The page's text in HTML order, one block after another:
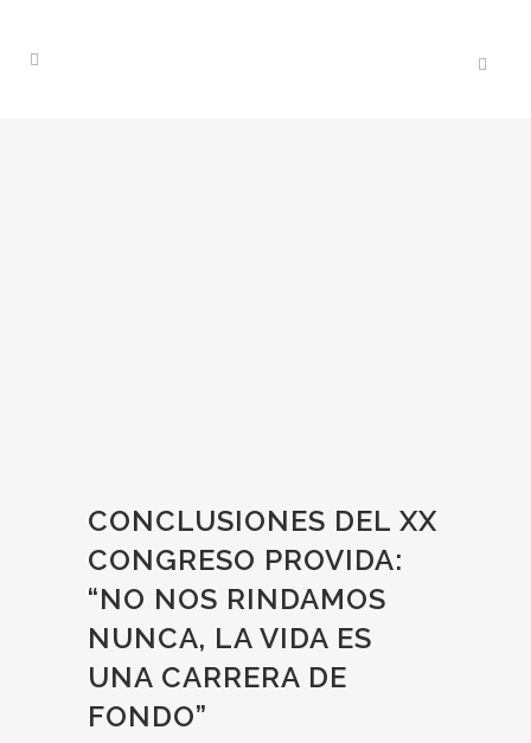
CONCLUSIONES DEL XX
CONGRESO PROVIDA:
“NO NOS RINDAMOS
NUNCA, LA VIDA ES
UNA CARRERA DE
FONDO”